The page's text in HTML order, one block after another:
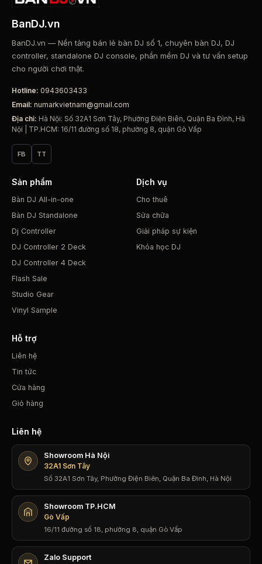
BanDJ.vn
BanDJ.vn — Nền tảng bán lẻ bàn DJ số 1, chuyên bàn DJ, DJ
controller, standalone DJ console, phần mềm DJ và tư vấn setup
cho người chơi thật.
Hotline: 0943603433
Email: numarkvietnam@gmail.com
Địa chỉ: Hà Nội: Số 32A1 Sơn Tây, Phường Điện Biên, Quận Ba Đình, Hà
Nội | TP.HCM: 16/11 đường số 18, phường 8, quận Gò Vấp
FB TT
Sản phẩm
Bàn DJ All-in-one
Bàn DJ Standalone
Dj Controller
DJ Controller 2 Deck
DJ Controller 4 Deck
Flash Sale
Studio Gear
Vinyl Sample
Dịch vụ
Cho thuê
Sửa chữa
Giải pháp sự kiện
Khóa học DJ
Hỗ trợ
Liên hệ
Tin tức
Cửa hàng
Giỏ hàng
Liên hệ
Showroom Hà Nội
32A1 Sơn Tây
Số 32A1 Sơn Tây, Phường Điện Biên, Quận Ba Đình, Hà Nội
Showroom TP.HCM
Gò Vấp
16/11 đường số 18, phường 8, quận Gò Vấp
Zalo Support